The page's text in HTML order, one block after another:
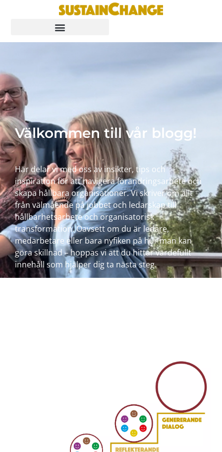
Välkommen till vår blogg!
Här delar vi med oss av insikter, tips och
inspiration för att navigera förändringsarbete och
skapa hållbara organisationer. Vi skriver om allt
från välmående på jobbet och ledarskap till
hållbarhetsarbete och organisatorisk
transformation. Oavsett om du är ledare,
medarbetare eller bara nyfiken på hur man kan
göra skillnad – hoppas vi att du hittar värdefullt
innehåll som hjälper dig ta nästa steg.